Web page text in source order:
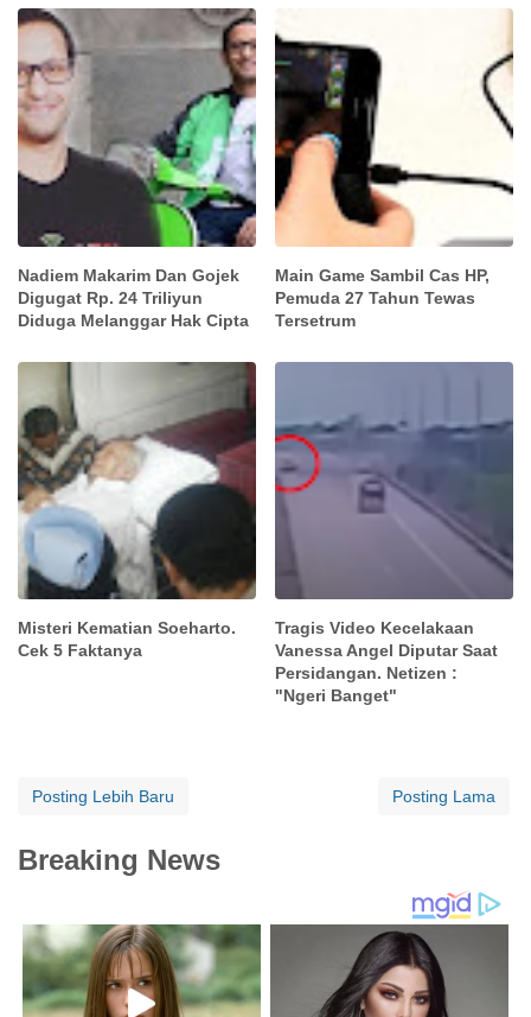
Nadiem Makarim Dan Gojek
Digugat Rp. 24 Triliyun
Diduga Melanggar Hak Cipta
Main Game Sambil Cas HP,
Pemuda 27 Tahun Tewas
Tersetrum
Misteri Kematian Soeharto.
Cek 5 Faktanya
Tragis Video Kecelakaan
Vanessa Angel Diputar Saat
Persidangan. Netizen :
"Ngeri Banget"
Posting Lebih Baru Posting Lama
Breaking News